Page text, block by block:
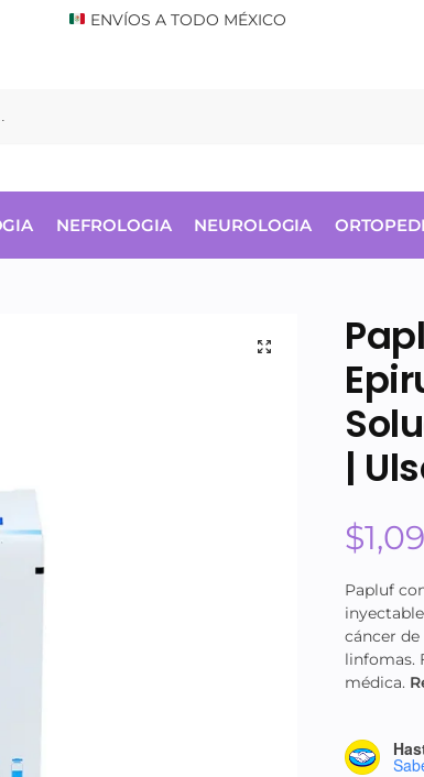
ENVÍOS A TODO MÉXICO
NEFROLOGIA NEUROLOGIA
|
$
Papluf
inyectable
cáncer
linfomas.
médica.